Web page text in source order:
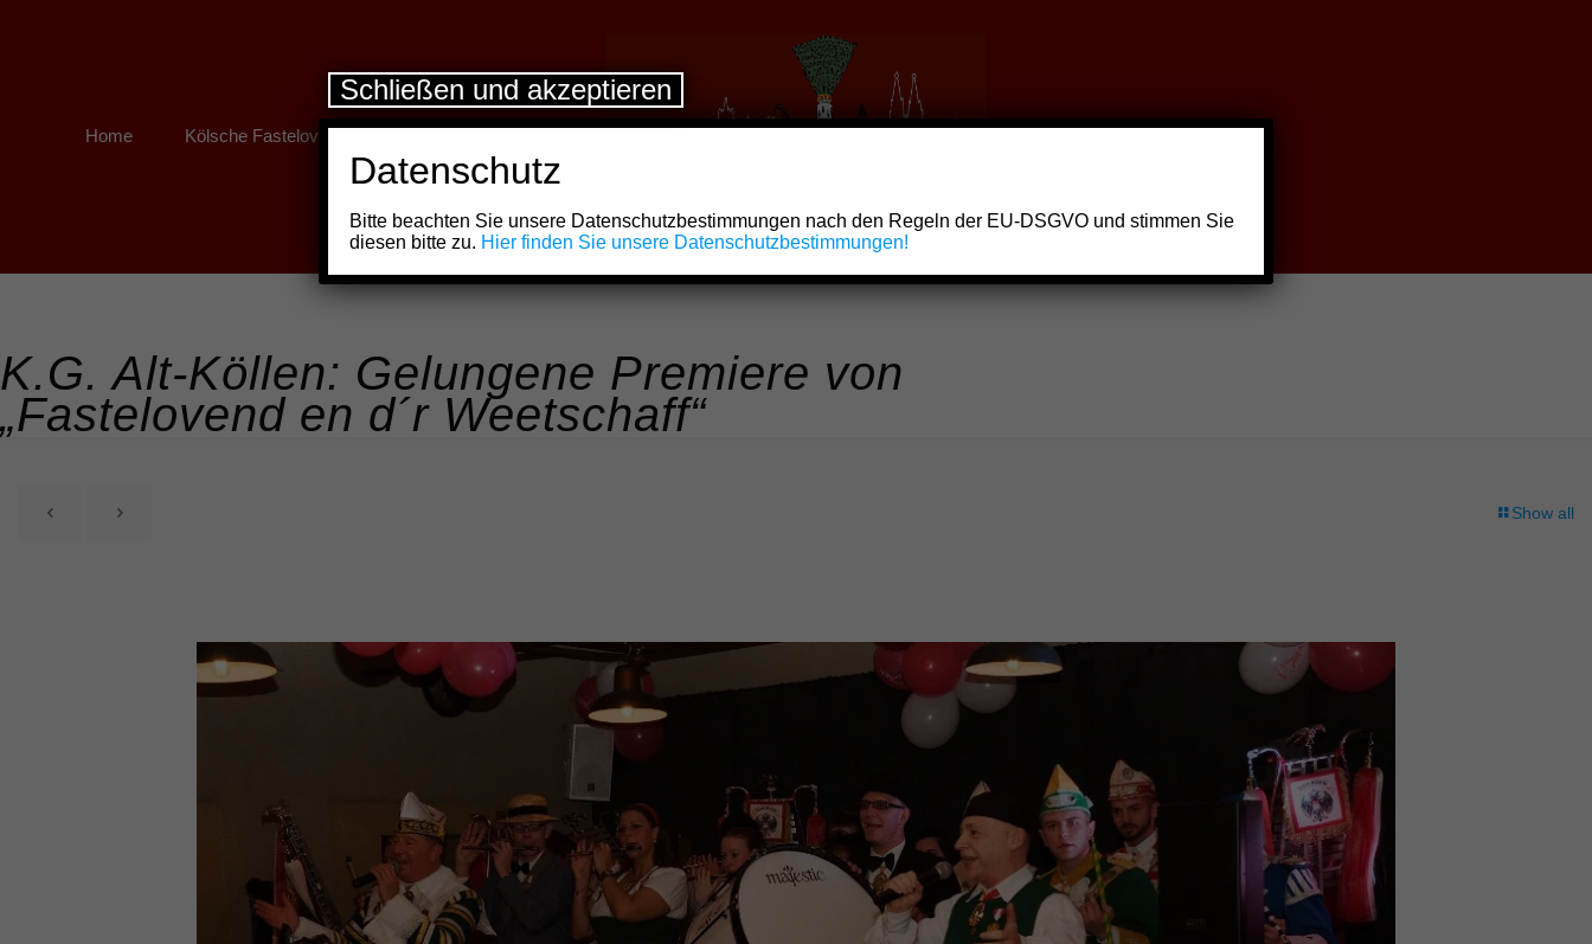
Home Kölsche Fastelovend
K.G. Alt-Köllen: Gelungene Premiere von
„Fastelovend en d´r Weetschaff“
Show all
Datenschutz
Bitte beachten Sie unsere Datenschutzbestimmungen nach den Regeln der EU-DSGVO und stimmen Sie
diesen bitte zu. Hier finden Sie unsere Datenschutzbestimmungen!
Schließen und akzeptieren